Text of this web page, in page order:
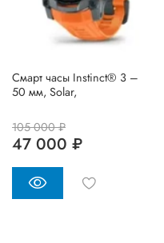
Смарт часы Instinct® 3 –
50 мм, Solar,
105 000 ₽
47 000 ₽